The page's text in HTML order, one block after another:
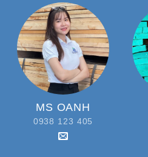
MS OANH
0938 123 405